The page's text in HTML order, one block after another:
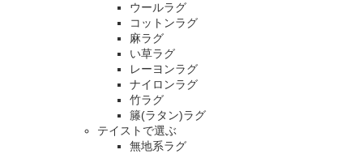
ウールラグ
コットンラグ
麻ラグ
い草ラグ
レーヨンラグ
ナイロンラグ
竹ラグ
籐(ラタン)ラグ
テイストで選ぶ
無地系ラグ